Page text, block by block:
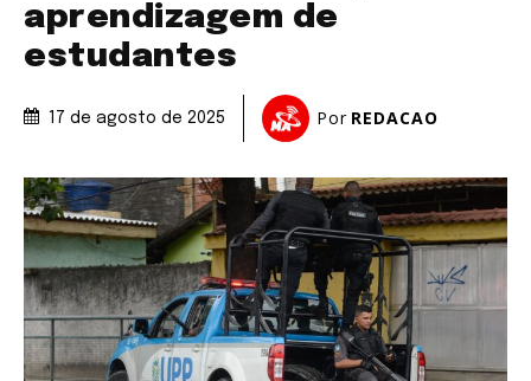
aprendizagem de
estudantes
17 de agosto de 2025 Por REDACAO